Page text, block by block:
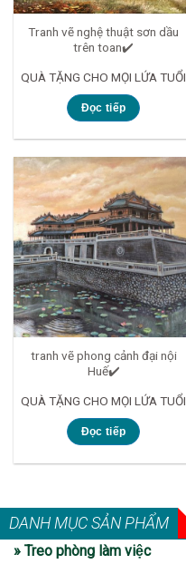
Tranh vẽ nghệ thuật sơn dầu
trên toan✔️
QUÀ TẶNG CHO MỌI LỨA TUỔI
Đọc tiếp
tranh vẽ phong cảnh đại nội
Huế✔️
QUÀ TẶNG CHO MỌI LỨA TUỔI
Đọc tiếp
DANH MỤC SẢN PHẨM
» Treo phòng làm việc